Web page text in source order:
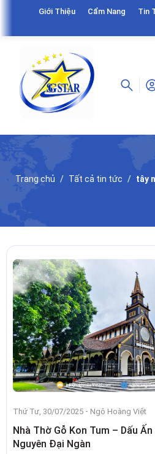
Giới Thiệu Cẩm Nang Tin
Trang chủ Tất cả tin tức tây
Thứ Tư, 30/07/2025 - Ngô Hoàng Việt
Nhà Thờ Gỗ Kon Tum – Dấu
Nguyên Đại Ngàn